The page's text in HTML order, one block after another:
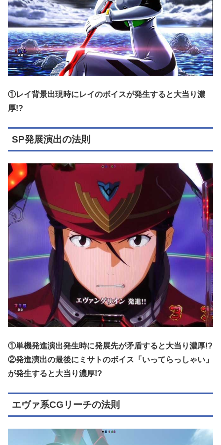
①レイ背景出現時にレイのボイスが発生すると大当り濃
厚!?
SP発展演出の法則
①単機発進演出発生時に発展先が矛盾すると大当り濃厚!?
②発進演出の最後にミサトのボイス「いってらっしゃい」
が発生すると大当り濃厚!?
エヴァ系CGリーチの法則